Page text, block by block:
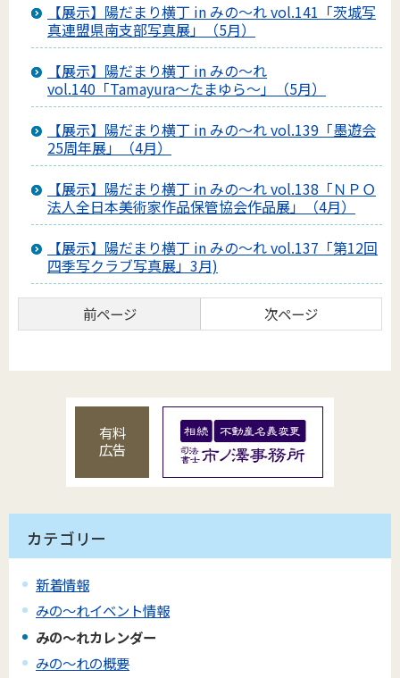
【展示】陽だまり横丁 in みの～れ vol.141「茨城写
真連盟県南支部写真展」（5月）
【展示】陽だまり横丁 in みの～れ
vol.140「Tamayura～たまゆら～」（5月）
【展示】陽だまり横丁 in みの～れ vol.139「墨遊会
25周年展」（4月）
【展示】陽だまり横丁 in みの～れ vol.138「ＮＰＯ
法人全日本美術家作品保管協会作品展」（4月）
【展示】陽だまり横丁 in みの～れ vol.137「第12回
四季写クラブ写真展」3月)
前ページ 次ページ
有料
広告
カテゴリー
新着情報
みの〜れイベント情報
みの〜れカレンダー
みの〜れの概要